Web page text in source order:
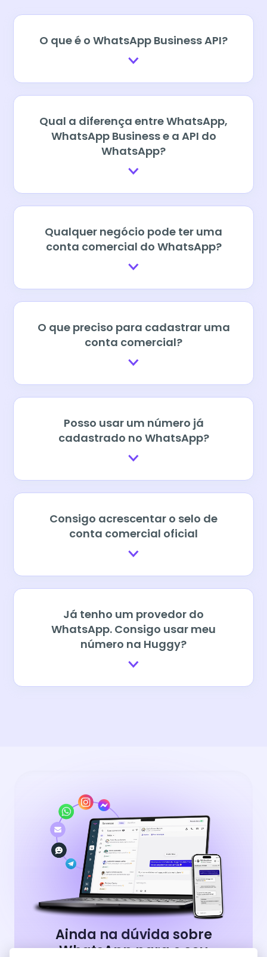
O que é o WhatsApp Business API?
Qual a diferença entre WhatsApp,
WhatsApp Business e a API do
WhatsApp?
Qualquer negócio pode ter uma
conta comercial do WhatsApp?
O que preciso para cadastrar uma
conta comercial?
Posso usar um número já
cadastrado no WhatsApp?
Consigo acrescentar o selo de
conta comercial oficial
Já tenho um provedor do
WhatsApp. Consigo usar meu
número na Huggy?
Ainda na dúvida sobre
WhatsApp para o seu